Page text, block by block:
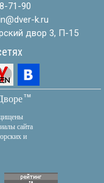
71-90
k.ru
двор 3, П-15
тм
сайта
и